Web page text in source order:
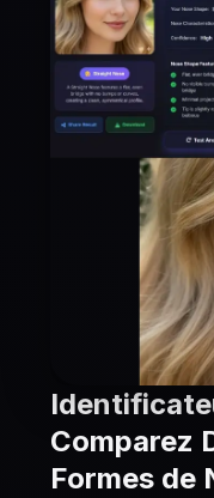
Comparez
Formes de